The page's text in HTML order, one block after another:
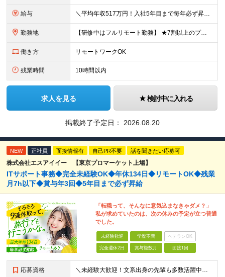
給与 ＼平均年収517万円！入社5年目まで毎年必ず昇給／ ■賞与年3回 ■年収800万円以上も可 ■入社3年以上の平均年収469.2万円 月給23万2000円以上＋賞与年3回＋各種手当 ☆入社5年目まで最
勤務地 【研修中はフルリモート勤務】 ★7割以上のプロジェクトでリモートワークを導入 ★一都三県のプロジェクト先 ★転居を伴う転勤なし ＜プロジェクト先＞ 東京・神奈川・千葉・埼玉でのプロジェクト先にて勤務
働き方 リモートワークOK
残業時間 10時間以内
求人を見る 検討中に入れる
掲載終了予定日： 2026.08.20
NEW 正社員 面接情報有 自己PR不要 話を聞きたい応募可
株式会社エスアイイー 【東京プロマーケット上場】
ITサポート事務◆完全未経験OK◆年休134日◆リモートOK◆残業
月7h以下◆賞与年3回◆5年目まで必ず昇給
「転職って、そんなに意気込まなきゃダメ？」
私が求めていたのは、次の休みの予定が立つ普通
でした。
未経験歓迎 学歴不問 ベテランOK
完全週休2日 賞与複数月 面接1回
応募資格 ＼未経験大歓迎！文系出身の先輩も多数活躍中／ ◆PCスキルに自信のない方も歓迎 ◆完全未経験OK ◆社会人デビューもOK ◆学歴不問 ＊*こんなアナタにオススメです*＊ ◇事務職に興味があるが、給与